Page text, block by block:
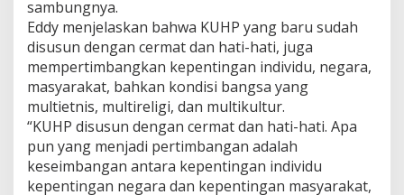
sambungnya.
Eddy menjelaskan bahwa KUHP yang baru sudah
disusun dengan cermat dan hati-hati, juga
mempertimbangkan kepentingan individu, negara,
masyarakat, bahkan kondisi bangsa yang
multietnis, multireligi, dan multikultur.
“KUHP disusun dengan cermat dan hati-hati. Apa
pun yang menjadi pertimbangan adalah
keseimbangan antara kepentingan individu
kepentingan negara dan kepentingan masyarakat,